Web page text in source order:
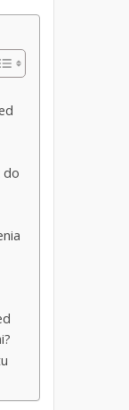
do